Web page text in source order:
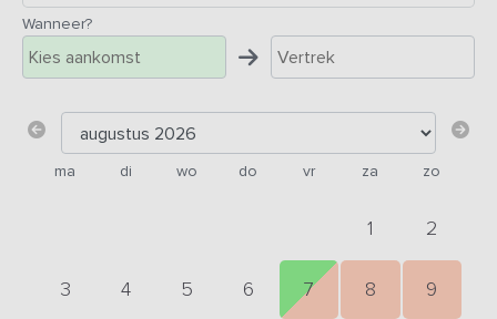
Wanneer?
ma di wo do vr za zo
1 2
3 4 5 6 7 8 9